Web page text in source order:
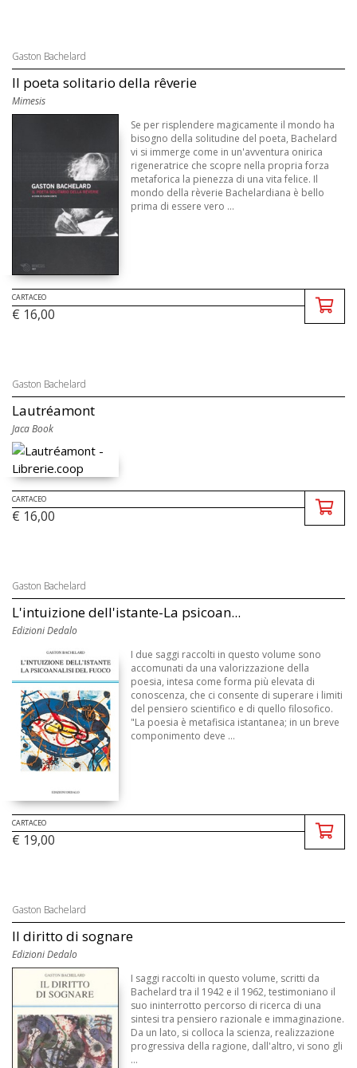
Gaston Bachelard
Il poeta solitario della rêverie
Mimesis
Se per risplendere magicamente il mondo ha
bisogno della solitudine del poeta, Bachelard
vi si immerge come in un'avventura onirica
rigeneratrice che scopre nella propria forza
metaforica la pienezza di una vita felice. Il
mondo della rèverie Bachelardiana è bello
prima di essere vero ...
CARTACEO
€ 16,00
Gaston Bachelard
Lautréamont
Jaca Book
CARTACEO
€ 16,00
Gaston Bachelard
L'intuizione dell'istante-La psicoan...
Edizioni Dedalo
I due saggi raccolti in questo volume sono
accomunati da una valorizzazione della
poesia, intesa come forma più elevata di
conoscenza, che ci consente di superare i limiti
del pensiero scientifico e di quello filosofico.
"La poesia è metafisica istantanea; in un breve
componimento deve ...
CARTACEO
€ 19,00
Gaston Bachelard
Il diritto di sognare
Edizioni Dedalo
I saggi raccolti in questo volume, scritti da
Bachelard tra il 1942 e il 1962, testimoniano il
suo ininterrotto percorso di ricerca di una
sintesi tra pensiero razionale e immaginazione.
Da un lato, si colloca la scienza, realizzazione
progressiva della ragione, dall'altro, vi sono gli
...